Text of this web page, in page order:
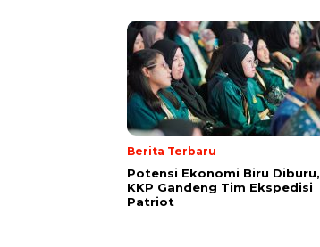
Berita Terbaru
Potensi Ekonomi Biru Diburu,
KKP Gandeng Tim Ekspedisi
Patriot